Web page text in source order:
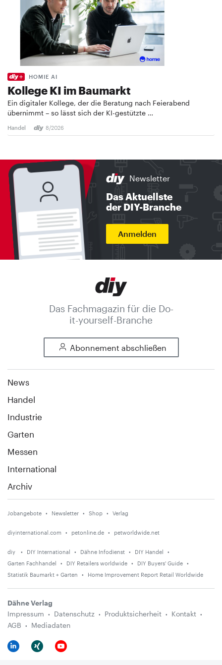
HOMIE AI
Kollege KI im Baumarkt
Ein digitaler Kollege, der die Beratung nach Feierabend
übernimmt – so lässt sich der KI-gestützte …
Handel 8/2026
Newsletter
Das Aktuellste
der DIY-Branche
Anmelden
Das Fachmagazin für die Do-
it-yourself-Branche
Abonnement abschließen
News
Handel
Industrie
Garten
Messen
International
Archiv
Jobangebote Newsletter Shop Verlag
diyinternational.com petonline.de petworldwide.net
diy DIY International Dähne Infodienst
DIY Handel
Garten Fachhandel
DIY Retailers worldwide
DIY Buyers' Guide
Statistik Baumarkt + Garten
Home Improvement Report Retail Worldwide
Dähne Verlag
Impressum
Datenschutz Produktsicherheit
Kontakt
AGB
Mediadaten